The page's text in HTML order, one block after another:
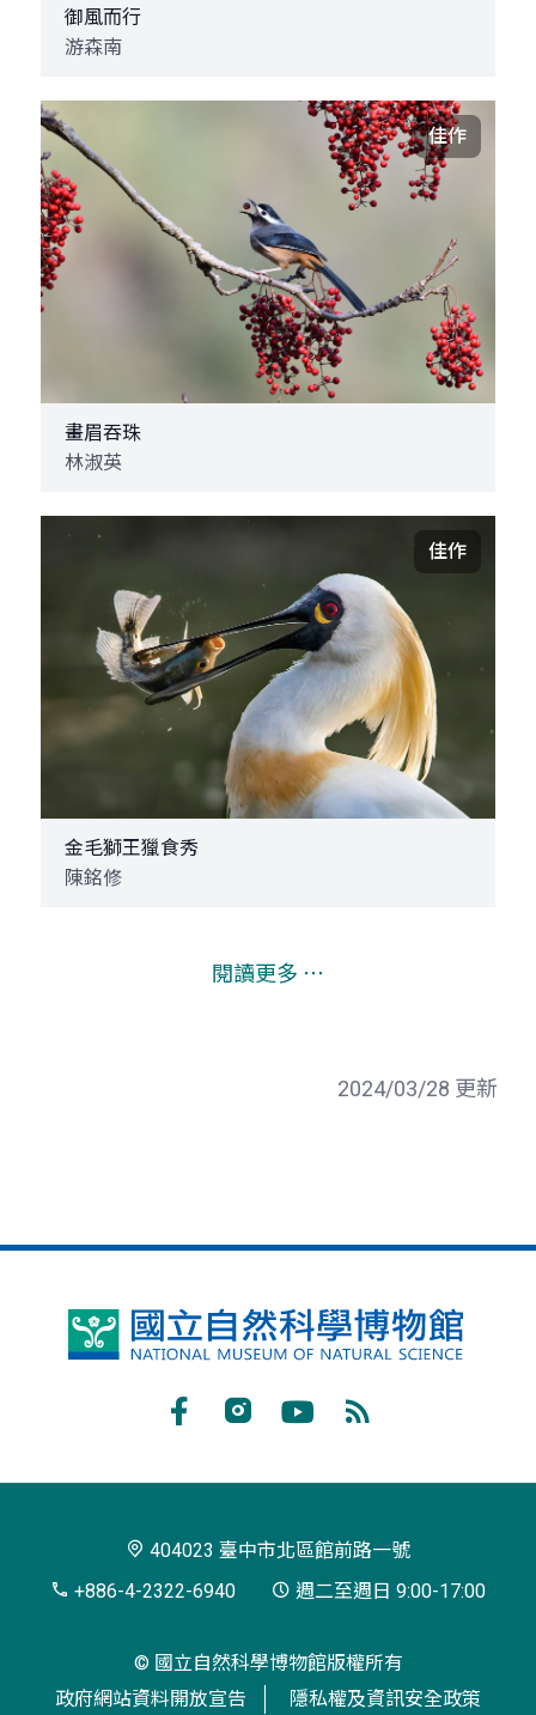
御風而行
游森南
佳作
畫眉吞珠
林淑英
佳作
金毛獅王獵食秀
陳銘修
閱讀更多 ⋯
2024/03/28 更新
國
博
閱
404023 臺中市北區館前路一號
+886-4-2322-6940
週二至週日 9:00-17:00
© 國立自然科學博物館版權所有
政府網站資料開放宣告
隱私權及資訊安全政策